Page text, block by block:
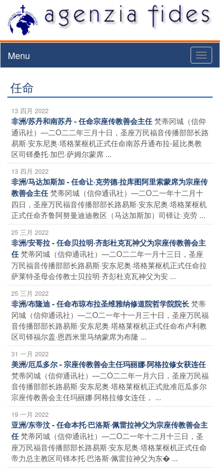
Menu
任命
13 四月 2022
非洲/苏丹和南苏丹 - 任命宗座传教善会主任梵蒂冈城（信仰
通讯社）—二O二二年三月十日，圣座万民福音传播部部长路
易斯·安东尼奥·塔格莱枢机正式任命南苏丹通布拉-延比奥教
区司铎桑托·加巴·萨姆尔蒙席 ...
13 四月 2022
非洲/马达加斯加 - 任命让·克劳德·拉库图阿里索蒙席为宗座传
教善会主任梵蒂冈城（信仰通讯社）—二O二一年十二月十
四日，圣座万民福音传播部部长路易斯·安东尼奥·塔格莱枢机
正式任命齐鲁阿努曼迪迪教区（马达加斯加）司铎让·克劳 ...
25 三月 2022
非洲/安哥拉 - 任命贝拉明·齐彭杜克瓦神父为宗座传教善会主
任梵蒂冈城（信仰通讯社）—二O二二年一月十三日，圣座
万民福音传播部部长路易斯·安东尼奥·塔格莱枢机正式任命拉
萨莱特圣母会传教士贝拉明·齐彭杜克瓦神父为安 ...
25 三月 2022
非洲/布隆迪 - 任命布琼布拉圣维雅纳修道院哲学院院长梵蒂
冈城（信仰通讯社）—二O二一年十一月三十日，圣座万民福
音传播部部长路易斯·安东尼奥·塔格莱枢机正式任命布卢利教
区司铎福尔盖·恩西米里马纳蒙席为布隆 ...
31 一月 2022
美洲/厄瓜多尔 - 宗座传教善会主任玛丽娜·阿格拉修女获连任
梵蒂冈城（信仰通讯社）—二O二二年一月六日，圣座万民福
音传播部部长路易斯·安东尼奥·塔格莱枢机正式批准厄瓜多尔
宗座传教善会主任玛丽娜·阿格拉修女连任， ...
19 一月 2022
亚洲/东帝汶 - 任命本托·巴洛斯·佩雷拉神父为宗座传教善会主
任梵蒂冈城（信仰通讯社）—二O二一年十二月十三日，圣
座万民福音传播部部长路易斯·安东尼奥·塔格莱枢机正式任命
帝力总主教区司铎本托·巴洛斯·佩雷拉神父为东� ...